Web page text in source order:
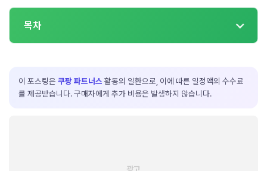
목차
이 포스팅은 쿠팡 파트너스 활동의 일환으로, 이에 따른 일정액의 수수료
를 제공받습니다. 구매자에게 추가 비용은 발생하지 않습니다.